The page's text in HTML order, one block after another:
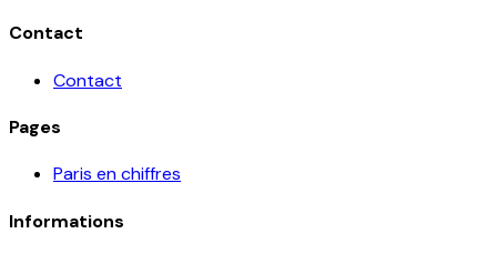
Contact
Contact
Pages
Paris en chiffres
Informations